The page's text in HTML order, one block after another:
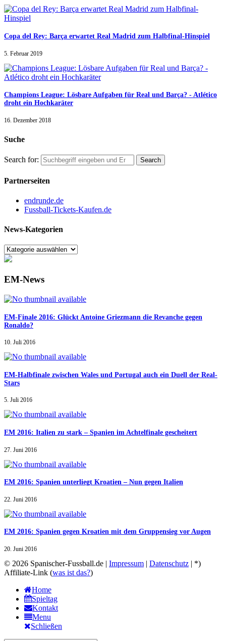
Copa del Rey: Barça erwartet Real Madrid zum Halbfinal-Hinspiel
5. Februar 2019
Champions League: Lösbare Aufgaben für Real und Barça? - Atlético
droht ein Hochkaräter
16. Dezember 2018
Suche
Search for:
Partnerseiten
endrunde.de
Fussball-Tickets-Kaufen.de
News-Kategorien
EM-News
EM-Finale 2016: Glückt Antoine Griezmann die Revanche gegen
Ronaldo?
10. Juli 2016
EM-Halbfinale zwischen Wales und Portugal auch ein Duell der Real-
Stars
5. Juli 2016
EM 2016: Italien zu stark – Spanien im Achtelfinale gescheitert
27. Juni 2016
EM 2016: Spanien unterliegt Kroatien – Nun gegen Italien
22. Juni 2016
EM 2016: Spanien gegen Kroatien mit dem Gruppensieg vor Augen
20. Juni 2016
© 2026 Spanischer-Fussball.de | Impressum | Datenschutz | *)
Affiliate-Link (was ist das?)
Home
Spieltag
Kontakt
Menu
Schließen